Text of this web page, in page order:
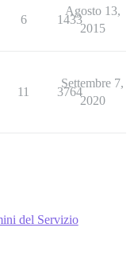
6 1433
Agosto 13,
2015
11 3764
Settembre 7,
2020
del Servizio